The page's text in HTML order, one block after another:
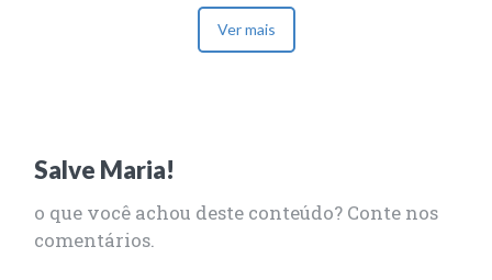
Ver mais
Salve Maria!
o que você achou deste conteúdo? Conte nos
comentários.